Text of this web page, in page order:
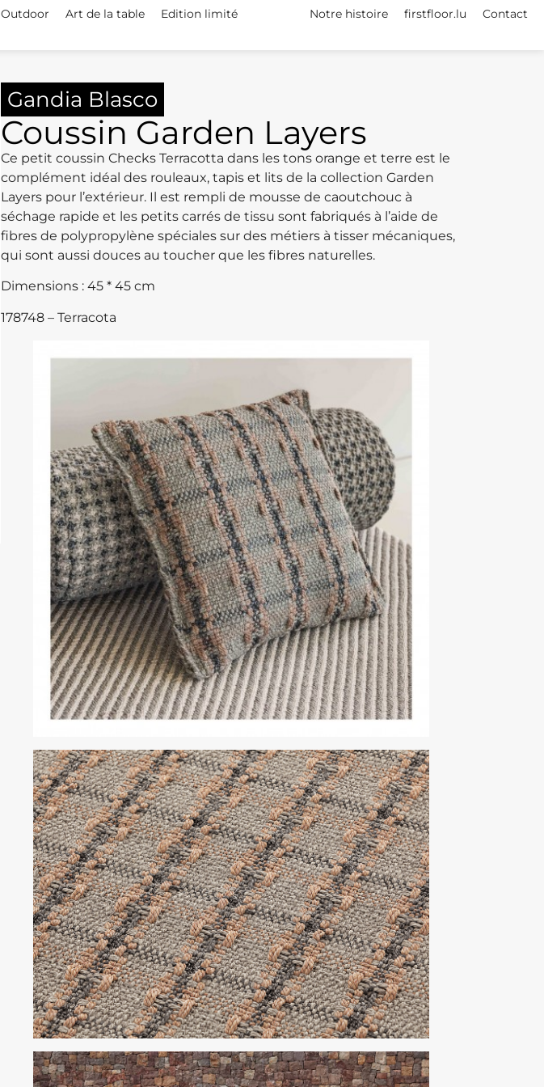
Outdoor Art de la table Edition limité Notre histoire firstfloor.lu Contact
Gandia Blasco
Coussin Garden Layers
Ce petit coussin Checks Terracotta dans les tons orange et terre est le
complément idéal des rouleaux, tapis et lits de la collection Garden
Layers pour l’extérieur. Il est rempli de mousse de caoutchouc à
séchage rapide et les petits carrés de tissu sont fabriqués à l’aide de
fibres de polypropylène spéciales sur des métiers à tisser mécaniques,
qui sont aussi douces au toucher que les fibres naturelles.
Dimensions : 45 * 45 cm
178748 – Terracota